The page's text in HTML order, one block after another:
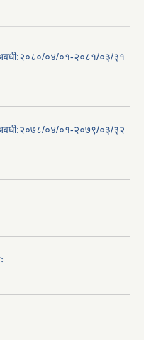
०४/०१-२०८१/०३/३१
०४/०१-२०७९/०३/३२